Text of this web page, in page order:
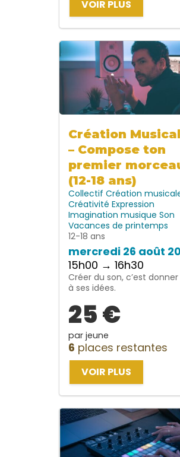
VOIR PLUS
Création
– Compose ton
premier
(12-18 ans)
Collectif Création
Créativité Expression
Imagination musique Son
Vacances de printemps
12-18 ans
mercredi 26 août
15h00 → 16h30
Créer du son, c’est donner
à ses idées.
25 €
par jeune
6 places restantes
VOIR PLUS